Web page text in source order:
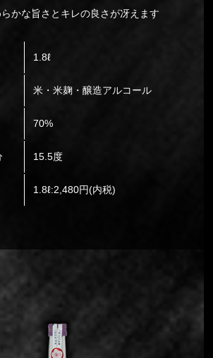
かな旨さとキレの良さが冴えます
1.8ℓ
米・米麹・醸造アルコール
70%
15.5度
1.8ℓ:2,480円(内税)